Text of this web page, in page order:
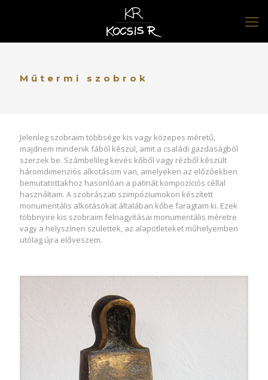
Műtermi szobrok
Jelenleg szobraim többsége kis vagy közepes méretű,
majdnem mindenik fából készül, amit a családi gazdaságból
szerzek be. Számbelileg kevés kőből vagy rézből készült
háromdimenziós alkotásom van, amelyeken az előzőekben
bemutatottakhoz hasonlóan a patinát kompozíciós céllal
használtam. A szobrászati szimpóziumokon készített
monumentális alkotásokat általában kőbe faragtam ki. Ezek
többnyire kis szobraim felnagyításai monumentális méretre
vagy a helyszínen születtek, az alapötleteket műhelyemben
utólag újra előveszem.